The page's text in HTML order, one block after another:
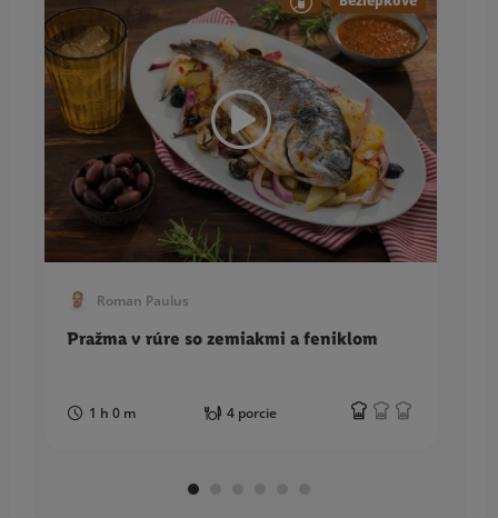
Roman Paulus
Pražma v rúre so zemiakmi a feniklom
1 h 0 m 4 porcie